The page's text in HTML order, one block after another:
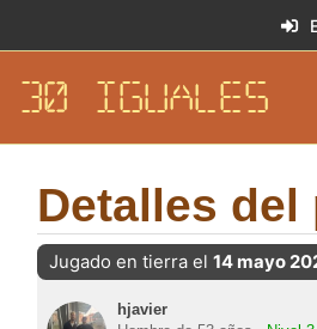
30 IGUALES
Detalles del
Jugado en tierra el 14 mayo
hjavier